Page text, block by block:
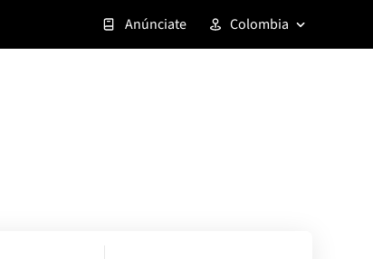
Anúnciate Colombia